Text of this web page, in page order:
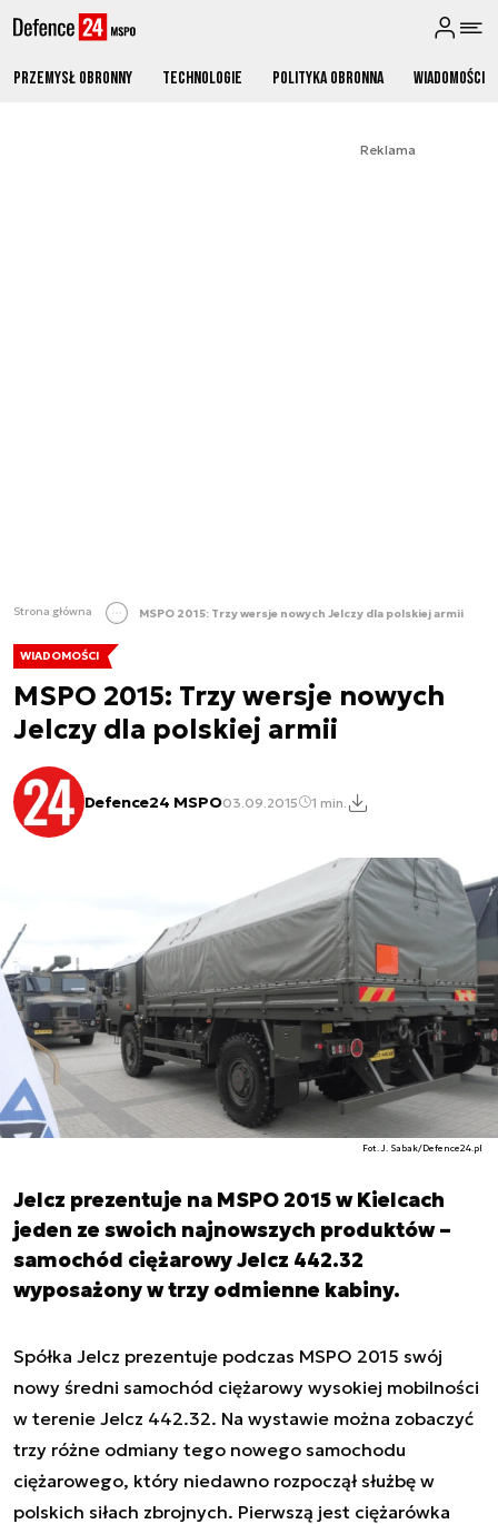
Przemysł obronny Technologie Polityka obronna Wiadomości
Reklama
Strona główna MSPO 2015: Trzy wersje nowych Jelczy dla polskiej armii
WIADOMOŚCI
MSPO 2015: Trzy wersje nowych
Jelczy dla polskiej armii
Defence24 MSPO03.09.2015 1 min.
Fot. J. Sabak/Defence24.pl
Jelcz prezentuje na MSPO 2015 w Kielcach
jeden ze swoich najnowszych produktów –
samochód ciężarowy Jelcz 442.32
wyposażony w trzy odmienne kabiny.
Spółka Jelcz prezentuje podczas MSPO 2015 swój
nowy średni samochód ciężarowy wysokiej mobilności
w terenie Jelcz 442.32. Na wystawie można zobaczyć
trzy różne odmiany tego nowego samochodu
ciężarowego, który niedawno rozpoczął służbę w
polskich siłach zbrojnych. Pierwszą jest ciężarówka